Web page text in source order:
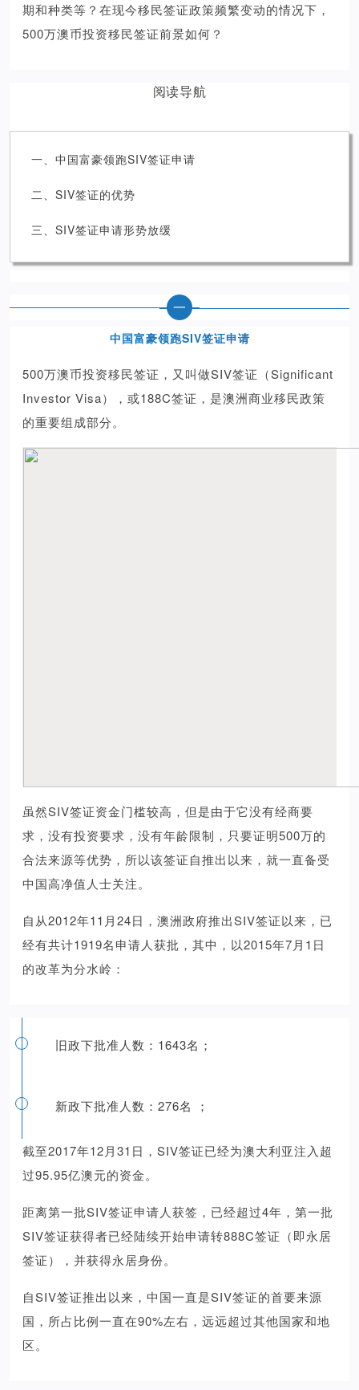
期和种类等？在现今移民签证政策频繁变动的情况下，
500万澳币投资移民签证前景如何？
阅读导航
一、中国富豪领跑SIV签证申请
二、SIV签证的优势
三、SIV签证申请形势放缓
一
中国富豪领跑SIV签证申请
500万澳币投资移民签证，又叫做SIV签证（Significant
Investor Visa），或188C签证，是澳洲商业移民政策
的重要组成部分。
虽然SIV签证资金门槛较高，但是由于它没有经商要
求，没有投资要求，没有年龄限制，只要证明500万的
合法来源等优势，所以该签证自推出以来，就一直备受
中国高净值人士关注。
自从2012年11月24日，澳洲政府推出SIV签证以来，已
经有共计1919名申请人获批，其中，以2015年7月1日
的改革为分水岭：
旧政下批准人数：1643名；
新政下批准人数：276名 ；
截至2017年12月31日，SIV签证已经为澳大利亚注入超
过95.95亿澳元的资金。
距离第一批SIV签证申请人获签，已经超过4年，第一批
SIV签证获得者已经陆续开始申请转888C签证（即永居
签证），并获得永居身份。
自SIV签证推出以来，中国一直是SIV签证的首要来源
国，所占比例一直在90%左右，远远超过其他国家和地
区。